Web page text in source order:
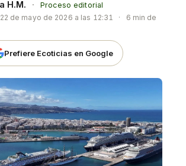
H.M. ·
Proceso editorial
22 de mayo de 2026 a las 12:31 ·
6 min de
Prefiere Ecoticias en Google